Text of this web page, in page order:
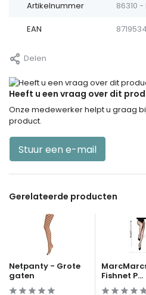
Artikelnummer 86310
EAN
Delen
Heeft u een vraag over dit
Onze medewerker helpt u graag
product.
Stuur een e-mail
Gerelateerde producten
Netpanty - Grote
gaten
Fishnet P...